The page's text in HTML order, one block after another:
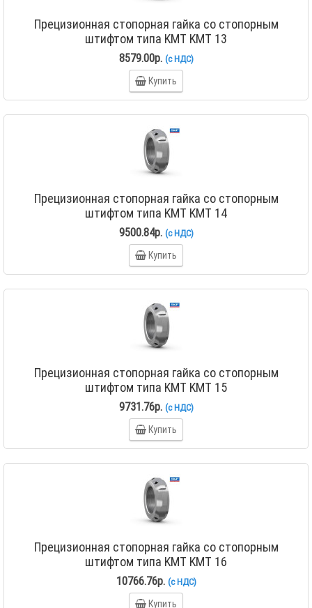
Прецизионная стопорная гайка со стопорным
штифтом типа KMT KMT 13
8579.00р. (с НДС)
Купить
Прецизионная стопорная гайка со стопорным
штифтом типа KMT KMT 14
9500.84р. (с НДС)
Купить
Прецизионная стопорная гайка со стопорным
штифтом типа KMT KMT 15
9731.76р. (с НДС)
Купить
Прецизионная стопорная гайка со стопорным
штифтом типа KMT KMT 16
10766.76р. (с НДС)
Купить